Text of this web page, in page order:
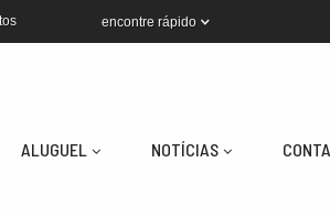
encontre rápido
ALUGUEL NOTÍCIAS